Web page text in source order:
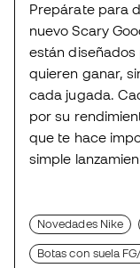
Prepárate para
nuevo Scary
están diseñados
quieren ganar,
cada jugada.
por su
que te hace
simple
Novedades Nike
Botas con suela